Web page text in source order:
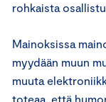
rohkaista
Mainoksissa
myydään muun
muuta
toteaa, että